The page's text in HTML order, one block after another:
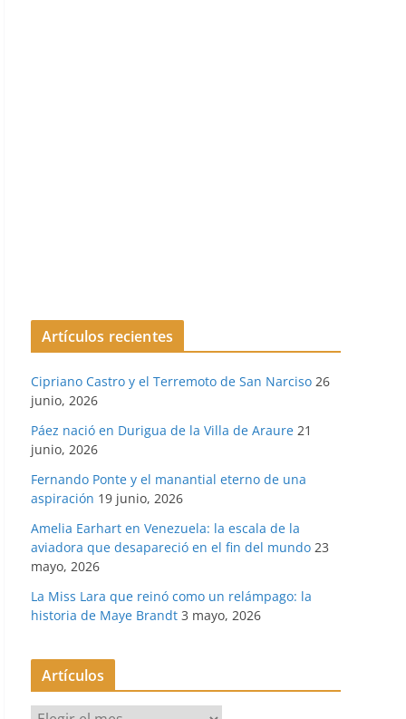
Artículos recientes
Cipriano Castro y el Terremoto de San Narciso 26
junio, 2026
Páez nació en Durigua de la Villa de Araure 21
junio, 2026
Fernando Ponte y el manantial eterno de una
aspiración 19 junio, 2026
Amelia Earhart en Venezuela: la escala de la
aviadora que desapareció en el fin del mundo 23
mayo, 2026
La Miss Lara que reinó como un relámpago: la
historia de Maye Brandt 3 mayo, 2026
Artículos